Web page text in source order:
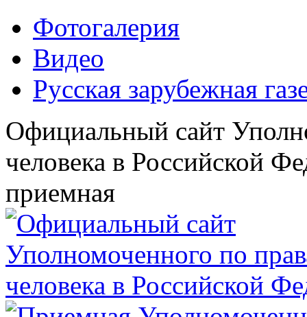
Фотогалерия
Видео
Русская зарубежная
Официальный сайт
человека в Российской
приемная